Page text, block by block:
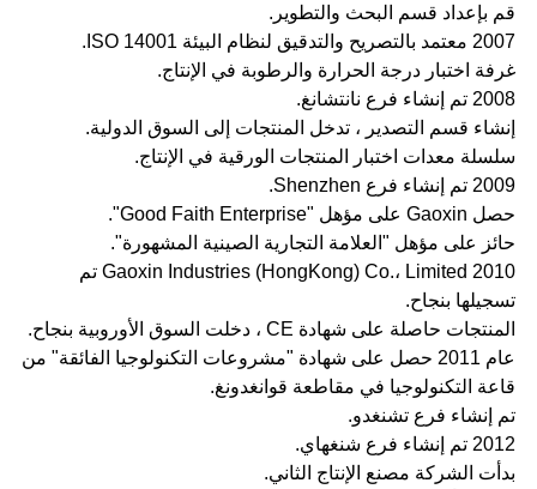
قم بإعداد قسم البحث والتطوير.
2007 معتمد بالتصريح والتدقيق لنظام البيئة ISO 14001.
غرفة اختبار درجة الحرارة والرطوبة في الإنتاج.
2008 تم إنشاء فرع نانتشانغ.
إنشاء قسم التصدير ، تدخل المنتجات إلى السوق الدولية.
سلسلة معدات اختبار المنتجات الورقية في الإنتاج.
2009 تم إنشاء فرع Shenzhen.
حصل Gaoxin على مؤهل "Good Faith Enterprise".
حائز على مؤهل "العلامة التجارية الصينية المشهورة".
2010 Gaoxin Industries (HongKong) Co.، Limited تم
تسجيلها بنجاح.
المنتجات حاصلة على شهادة CE ، دخلت السوق الأوروبية بنجاح.
عام 2011 حصل على شهادة "مشروعات التكنولوجيا الفائقة" من
قاعة التكنولوجيا في مقاطعة قوانغدونغ.
تم إنشاء فرع تشنغدو.
2012 تم إنشاء فرع شنغهاي.
بدأت الشركة مصنع الإنتاج الثاني.